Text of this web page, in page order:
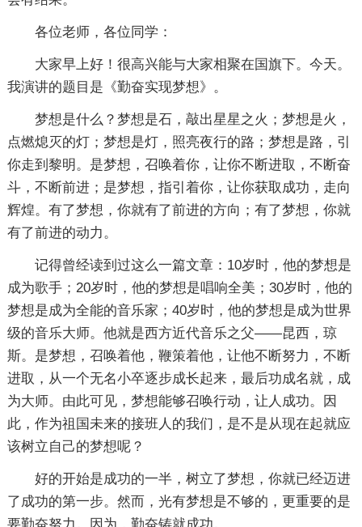
各位老师，各位同学：
大家早上好！很高兴能与大家相聚在国旗下。今天。
我演讲的题目是《勤奋实现梦想》。
梦想是什么？梦想是石，敲出星星之火；梦想是火，
点燃熄灭的灯；梦想是灯，照亮夜行的路；梦想是路，引
你走到黎明。是梦想，召唤着你，让你不断进取，不断奋
斗，不断前进；是梦想，指引着你，让你获取成功，走向
辉煌。有了梦想，你就有了前进的方向；有了梦想，你就
有了前进的动力。
记得曾经读到过这么一篇文章：10岁时，他的梦想是
成为歌手；20岁时，他的梦想是唱响全美；30岁时，他的
梦想是成为全能的音乐家；40岁时，他的梦想是成为世界
级的音乐大师。他就是西方近代音乐之父——昆西，琼
斯。是梦想，召唤着他，鞭策着他，让他不断努力，不断
进取，从一个无名小卒逐步成长起来，最后功成名就，成
为大师。由此可见，梦想能够召唤行动，让人成功。因
此，作为祖国未来的接班人的我们，是不是从现在起就应
该树立自己的梦想呢？
好的开始是成功的一半，树立了梦想，你就已经迈进
了成功的第一步。然而，光有梦想是不够的，更重要的是